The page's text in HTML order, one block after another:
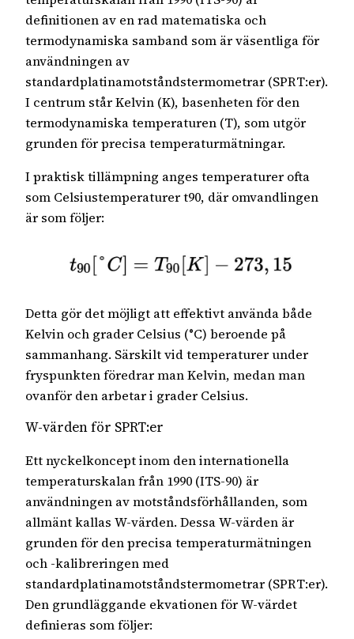
definitionen av en rad matematiska och
termodynamiska samband som är väsentliga för
användningen av
standardplatinamotståndstermometrar (SPRT:er).
I centrum står Kelvin (K), basenheten för den
termodynamiska temperaturen (T), som utgör
grunden för precisa temperaturmätningar.
I praktisk tillämpning anges temperaturer ofta
som Celsiustemperaturer t90, där omvandlingen
är som följer:
Detta gör det möjligt att effektivt använda både
Kelvin och grader Celsius (°C) beroende på
sammanhang. Särskilt vid temperaturer under
fryspunkten föredrar man Kelvin, medan man
ovanför den arbetar i grader Celsius.
W-värden för SPRT:er
Ett nyckelkoncept inom den internationella
temperaturskalan från 1990 (ITS-90) är
användningen av motståndsförhållanden, som
allmänt kallas W-värden. Dessa W-värden är
grunden för den precisa temperaturmätningen
och -kalibreringen med
standardplatinamotståndstermometrar (SPRT:er).
Den grundläggande ekvationen för W-värdet
definieras som följer: